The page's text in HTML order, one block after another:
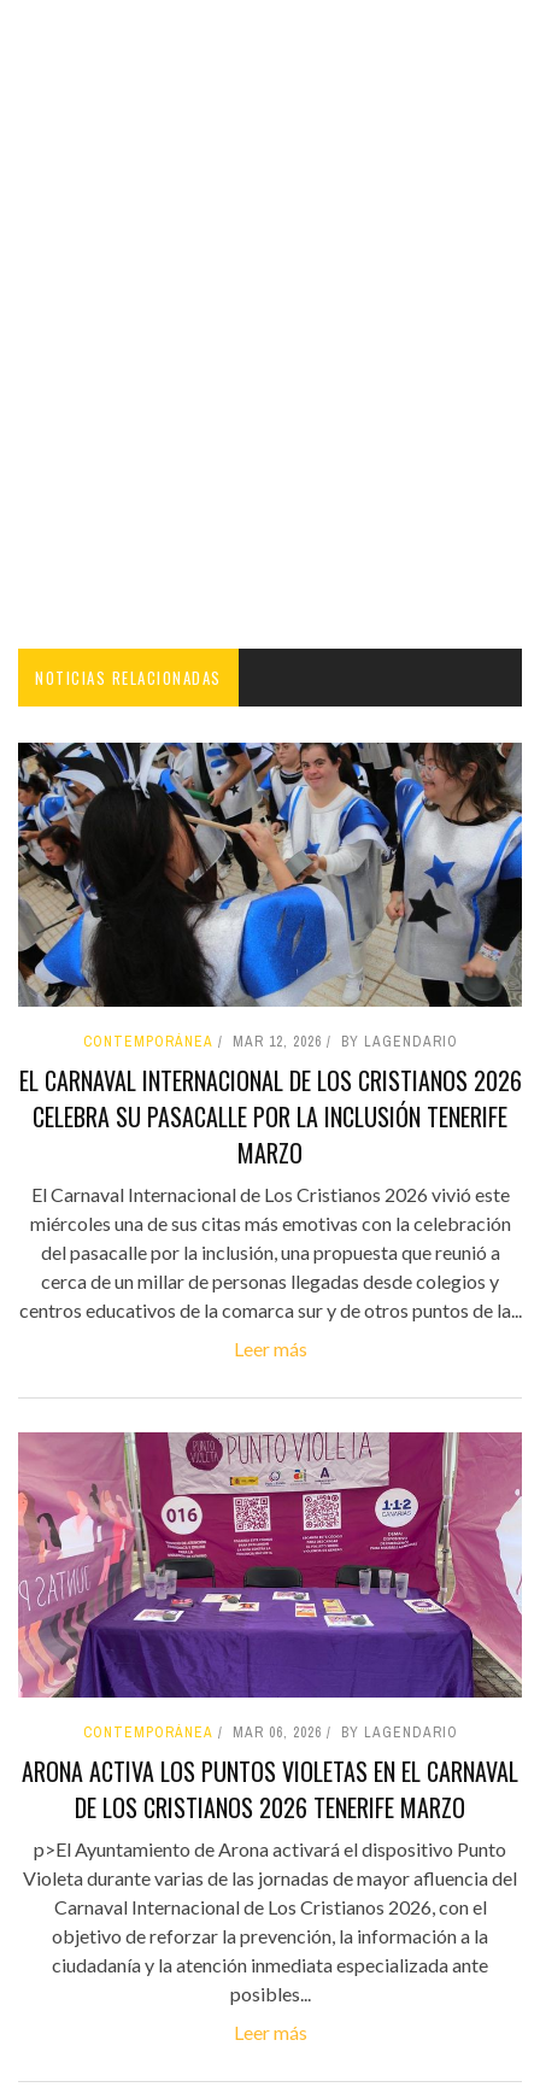
NOTICIAS RELACIONADAS
CONTEMPORÁNEA MAR 12, 2026 BY LAGENDARIO
EL CARNAVAL INTERNACIONAL DE LOS CRISTIANOS 2026
CELEBRA SU PASACALLE POR LA INCLUSIÓN TENERIFE
MARZO
El Carnaval Internacional de Los Cristianos 2026 vivió este
miércoles una de sus citas más emotivas con la celebración
del pasacalle por la inclusión, una propuesta que reunió a
cerca de un millar de personas llegadas desde colegios y
centros educativos de la comarca sur y de otros puntos de la...
Leer más
CONTEMPORÁNEA MAR 06, 2026 BY LAGENDARIO
ARONA ACTIVA LOS PUNTOS VIOLETAS EN EL CARNAVAL
DE LOS CRISTIANOS 2026 TENERIFE MARZO
p>El Ayuntamiento de Arona activará el dispositivo Punto
Violeta durante varias de las jornadas de mayor afluencia del
Carnaval Internacional de Los Cristianos 2026, con el
objetivo de reforzar la prevención, la información a la
ciudadanía y la atención inmediata especializada ante
posibles...
Leer más